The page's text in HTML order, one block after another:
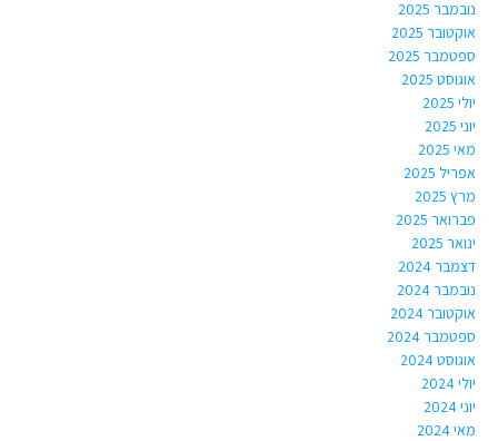
נובמבר 2025
אוקטובר 2025
ספטמבר 2025
אוגוסט 2025
יולי 2025
יוני 2025
מאי 2025
אפריל 2025
מרץ 2025
פברואר 2025
ינואר 2025
דצמבר 2024
נובמבר 2024
אוקטובר 2024
ספטמבר 2024
אוגוסט 2024
יולי 2024
יוני 2024
מאי 2024